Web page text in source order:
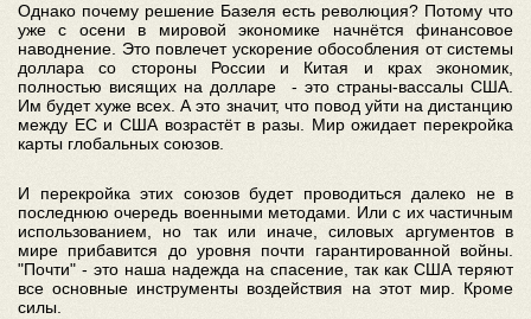
Однако почему решение Базеля есть революция? Потому что
уже с осени в мировой экономике начнётся финансовое
наводнение. Это повлечет ускорение обособления от системы
доллара со стороны России и Китая и крах экономик,
полностью висящих на долларе - это страны-вассалы США.
Им будет хуже всех. А это значит, что повод уйти на дистанцию
между ЕС и США возрастёт в разы. Мир ожидает перекройка
карты глобальных союзов.
И перекройка этих союзов будет проводиться далеко не в
последнюю очередь военными методами. Или с их частичным
использованием, но так или иначе, силовых аргументов в
мире прибавится до уровня почти гарантированной войны.
"Почти" - это наша надежда на спасение, так как США теряют
все основные инструменты воздействия на этот мир. Кроме
силы.